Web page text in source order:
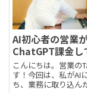
AI初心者の営業
ChatGPT課金し
こんにちは。営業の
す！今回は、私がAI
ち、業務に取り込ん